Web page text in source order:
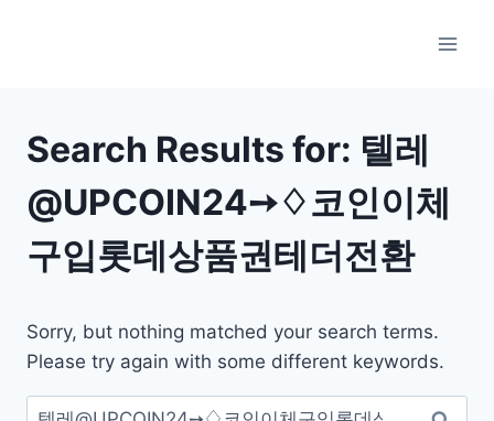
Search Results for: 텔레
@UPCOIN24➙♢코인이체
구입롯데상품권테더전환
Sorry, but nothing matched your search terms.
Please try again with some different keywords.
검